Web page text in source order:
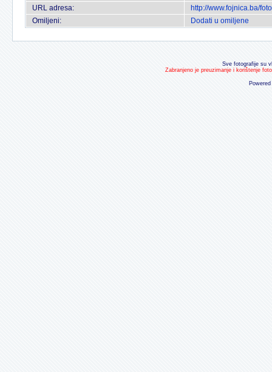
URL adresa:
http://www.fojnica.ba/
Omiljeni:
Dodati u omiljene
Sve fotografije su
Zabranjeno je preuzimanje i korištenje